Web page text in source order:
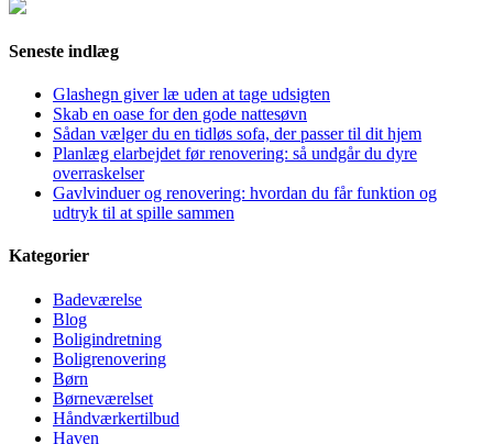
Seneste indlæg
Glashegn giver læ uden at tage udsigten
Skab en oase for den gode nattesøvn
Sådan vælger du en tidløs sofa, der passer til dit hjem
Planlæg elarbejdet før renovering: så undgår du dyre
overraskelser
Gavlvinduer og renovering: hvordan du får funktion og
udtryk til at spille sammen
Kategorier
Badeværelse
Blog
Boligindretning
Boligrenovering
Børn
Børneværelset
Håndværkertilbud
Haven